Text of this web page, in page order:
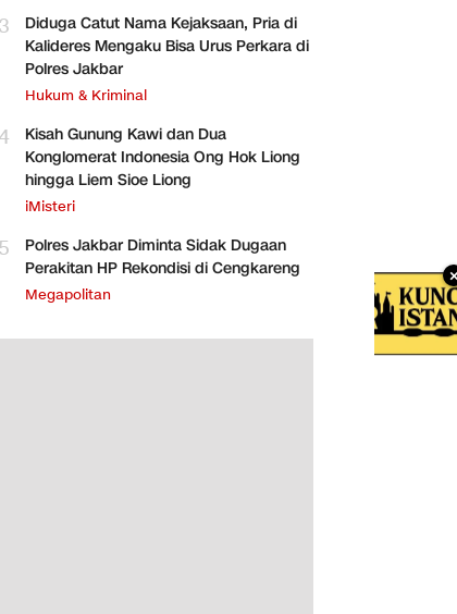
Diduga Catut Nama Kejaksaan, Pria di
Kalideres Mengaku Bisa Urus Perkara di
Polres Jakbar
Hukum & Kriminal
Kisah Gunung Kawi dan Dua
Konglomerat Indonesia Ong Hok Liong
hingga Liem Sioe Liong
iMisteri
Polres Jakbar Diminta Sidak Dugaan
Perakitan HP Rekondisi di Cengkareng
Megapolitan